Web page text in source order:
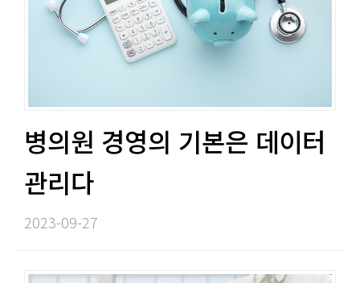
병의원 경영의 기본은 데이터
관리다​​
2023-09-27​